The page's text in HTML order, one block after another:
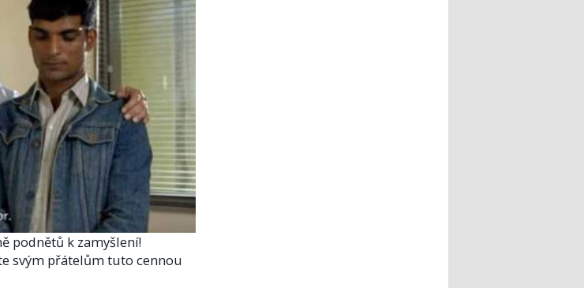
podnětů k zamyšlení!
svým přátelům tuto cennou